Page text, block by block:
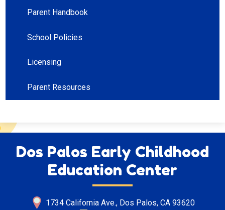
Parent Handbook
School Policies
Licensing
Parent Resources
Dos Palos Early Childhood
Education Center
1734 California Ave., Dos Palos, CA 93620